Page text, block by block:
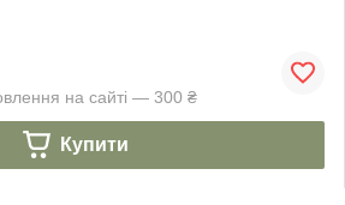
на сайті — 300 ₴
Купити